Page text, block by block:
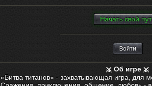
Нaчaть свой
Войти
Об игре
«Битва титанов» - захватывающая игра, для